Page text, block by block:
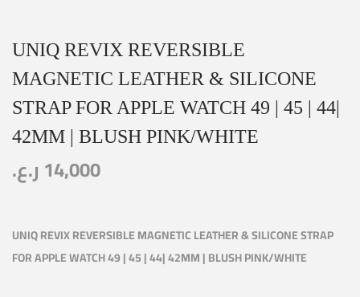
UNIQ REVIX REVERSIBLE
MAGNETIC LEATHER & SILICONE
STRAP FOR APPLE WATCH 49 | 45 | 44|
42MM | BLUSH PINK/WHITE
14,000 ر.ع.
UNIQ REVIX REVERSIBLE MAGNETIC LEATHER & SILICONE STRAP
FOR APPLE WATCH 49 | 45 | 44| 42MM | BLUSH PINK/WHITE